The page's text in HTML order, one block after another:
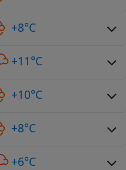
+8°C
+11°C
+10°C
+8°C
+6°C